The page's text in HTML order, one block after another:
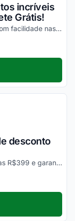
incríveis
Grátis!
Aproveite seus benefícios e economize com facilidade nas suas compras!
desconto
Realize seu pré-registro no site por apenas R$399 e garanta esse desconto imperdível na sua compra!